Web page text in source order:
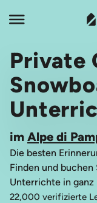
Private
im Alpe di
Die besten
Finden und
Unterrichte in ganz
22,000 verifizierte